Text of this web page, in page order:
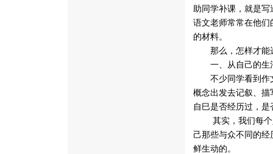
助同学补课，就是
语文老师常常在他
的材料。
那么，怎样才能
一、从自己的生
不少同学看到作文
概念出发去记叙、描
自巳是否经历过，
 其实，我们每个
己那些与众不同的
鲜生动的。